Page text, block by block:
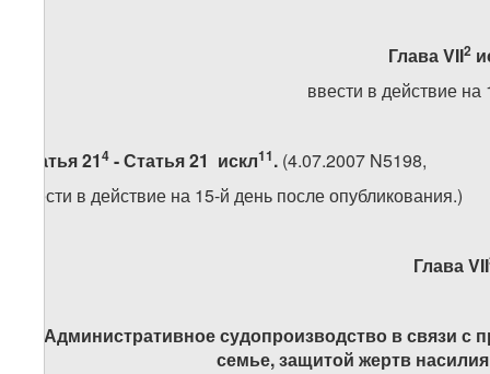
Глава VII2
ввести в действие
Статья214 - Статья 21 искл11. (4.07.2007 N5198,
ввести в действие на 15-й день после опубликования.)
Глава VII
Административное судопроизводство в связи с
семье, защитой жертв